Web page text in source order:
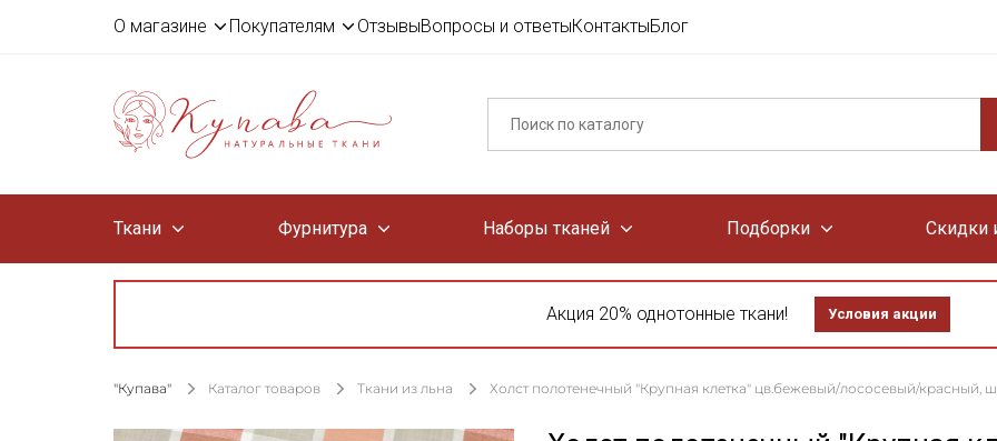
О магазине Покупателям ОтзывыВопросы и ответыКонтактыБлог
Ткани Фурнитура Наборы тканей Подборки Скидки
Акция 20% однотонные ткани! Условия акции
"Купава" Каталог товаров Ткани из льна Холст полотенечный "Крупная клетка" цв.бежевый/лососевый/красный,